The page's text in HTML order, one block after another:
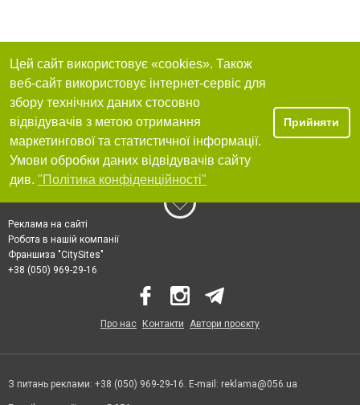
Цей сайт використовує «cookies». Також
веб-сайт використовує інтернет-сервіс для
збору технічних даних стосовно
відвідувачів з метою отримання
маркетингової та статистичної інформації.
Умови обробки даних відвідувачів сайту
див. "Політика конфіденційності"
Прийняти
Реклама на сайті
Робота в нашій компанії
Франшиза "CitySites"
+38 (050) 969-29-16
Про нас Контакти Автори проєкту
З питань реклами: +38 (050) 969-29-16. E-mail: reklama@056.ua